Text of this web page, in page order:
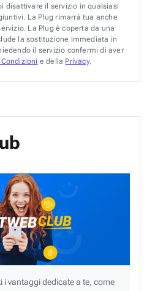
disattivare il servizio in qualsiasi
La Plug rimarrà tua anche
La Plug è coperta da una
la sostituzione immediata in
il servizio confermi di aver
e della Privacy.
i vantaggi dedicate a te, come